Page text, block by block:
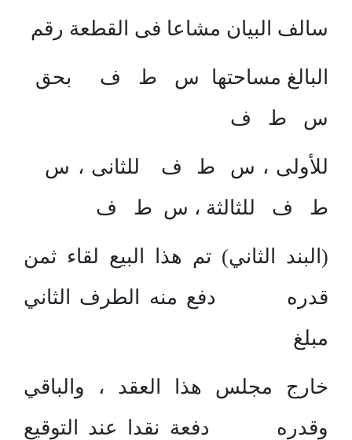
سالف البيان مشاعا فى القطعة رقم
البالغ مساحتها س ط ف بحق
س ط ف
للأولى ، س ط ف للثانى ، س
ط ف للثالثة ، س ط ف
(البند الثاني) تم هذا البيع لقاء ثمن
قدره دفع منه الطرف الثاني
مبلغ
خارج مجلس هذا العقد ، والباقي
وقدره دفعة نقدا عند التوقيع